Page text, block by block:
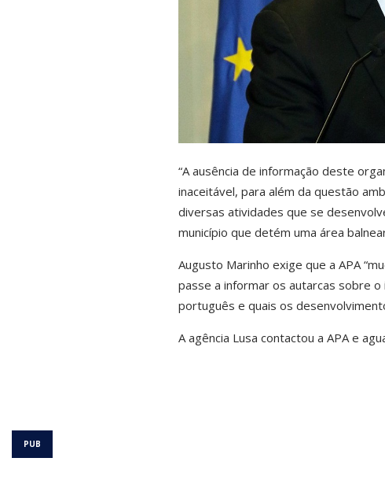
“A ausência de informação deste
inaceitável, para além da questão
diversas atividades que se
município que detém uma área
Augusto Marinho exige que a APA
passe a informar os autarcas sobre
português e quais os
A agência Lusa contactou a APA e